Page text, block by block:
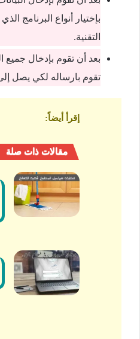
بإختيار أنواع البرنامج
التقنية.
بعد أن تقوم بإدخال جميع
تقوم بارساله لكي يصل إلى
إقرأ أيضاً:
مقالات ذات صلة